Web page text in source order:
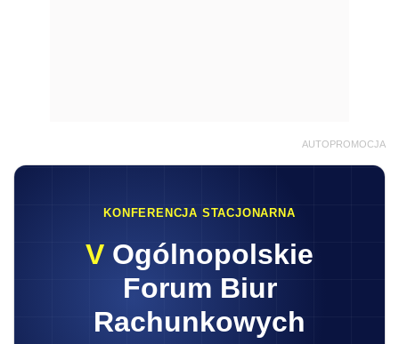
AUTOPROMOCJA
KONFERENCJA STACJONARNA
V Ogólnopolskie
Forum Biur
Rachunkowych